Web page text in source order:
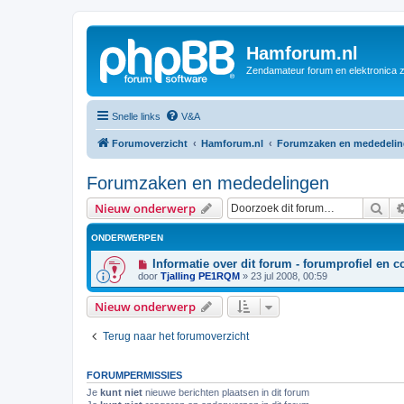
Hamforum.nl
Zendamateur forum en elektronica
Snelle links V&A
Forumoverzicht Hamforum.nl Forumzaken en
Forumzaken en mededelingen
Nieuw onderwerp
ONDERWERPEN
Informatie over dit forum - forumprofiel en
door Tjalling PE1RQM » 23 jul 2008, 00:59
Nieuw onderwerp
Terug naar het forumoverzicht
FORUMPERMISSIES
Je kunt niet nieuwe berichten plaatsen in dit forum